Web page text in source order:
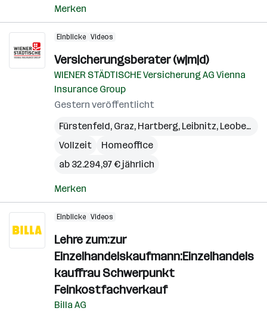
Merken
Einblicke Videos
Versicherungsberater (w|m|d)
WIENER STÄDTISCHE Versicherung AG Vienna
Insurance Group
Gestern veröffentlicht
Fürstenfeld, Graz, Hartberg, Leibnitz, Leoben
Vollzeit
Homeoffice
ab 32.294,97 € jährlich
Merken
Einblicke Videos
Lehre zum:zur
Einzelhandelskaufmann:Einzelhandels
kauffrau Schwerpunkt
Feinkostfachverkauf
Billa AG